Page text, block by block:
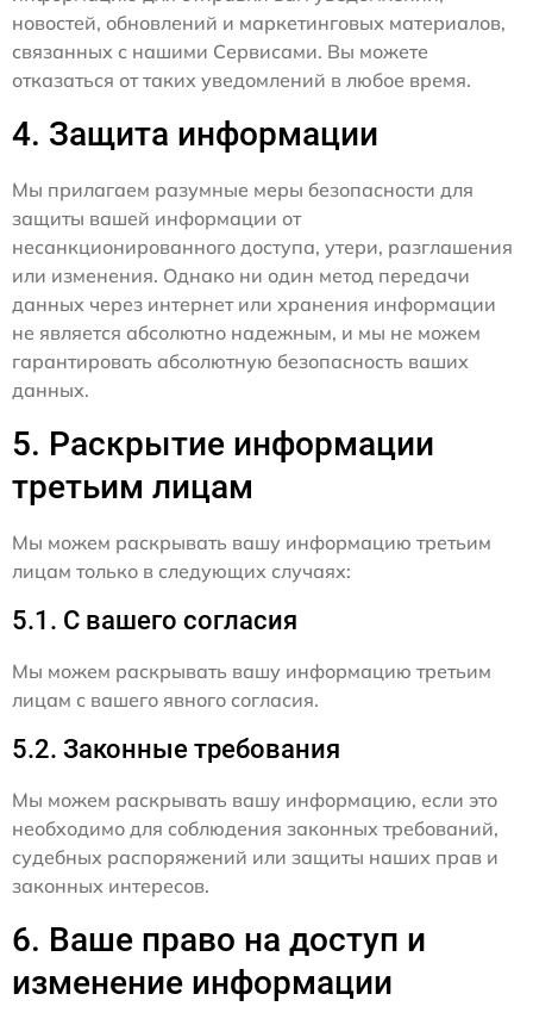
новостей, обновлений и маркетинговых материалов,
связанных с нашими Сервисами. Вы можете
отказаться от таких уведомлений в любое время.
4. Защита информации
Мы прилагаем разумные меры безопасности для
защиты вашей информации от
несанкционированного доступа, утери, разглашения
или изменения. Однако ни один метод передачи
данных через интернет или хранения информации
не является абсолютно надежным, и мы не можем
гарантировать абсолютную безопасность ваших
данных.
5. Раскрытие информации
третьим лицам
Мы можем раскрывать вашу информацию третьим
лицам только в следующих случаях:
5.1. С вашего согласия
Мы можем раскрывать вашу информацию третьим
лицам с вашего явного согласия.
5.2. Законные требования
Мы можем раскрывать вашу информацию, если это
необходимо для соблюдения законных требований,
судебных распоряжений или защиты наших прав и
законных интересов.
6. Ваше право на доступ и
изменение информации